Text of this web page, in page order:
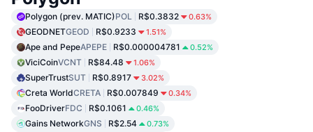
Polygon (prev. MATIC)POL R$0.3832 0.63%
GEODNETGEOD R$0.9233 1.51%
Ape and PepeAPEPE R$0.000004781 0.52%
ViciCoinVCNT R$84.48 1.06%
SuperTrustSUT R$0.8917 3.02%
Creta WorldCRETA R$0.007849 0.34%
FooDriverFDC R$0.1061 0.46%
Gains NetworkGNS R$2.54 0.73%